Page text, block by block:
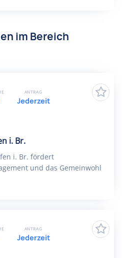
im Bereich
i. Br.
i. Br. fördert
und das Gemeinwohl
ANTRAG
Jederzeit
ANTRAG
Jederzeit